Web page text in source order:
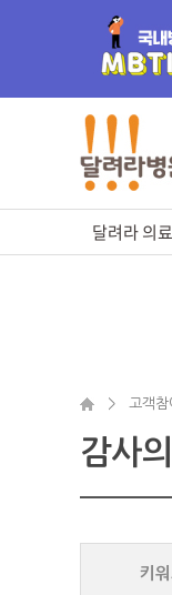
달려라 의
> 고객
감사
키